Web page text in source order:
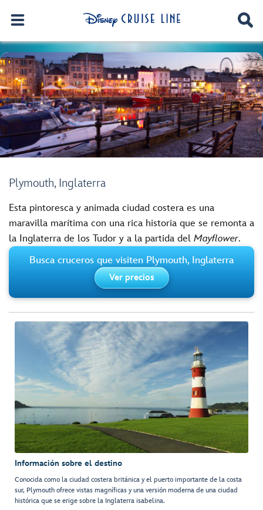
Plymouth, Inglaterra
Esta pintoresca y animada ciudad costera es una
maravilla marítima con una rica historia que se remonta a
la Inglaterra de los Tudor y a la partida del Mayflower.
Busca cruceros que visiten Plymouth, Inglaterra
Ver precios
Información sobre el destino
Conocida como la ciudad costera británica y el puerto importante de la costa
sur, Plymouth ofrece vistas magníficas y una versión moderna de una ciudad
histórica que se erige sobre la Inglaterra isabelina.